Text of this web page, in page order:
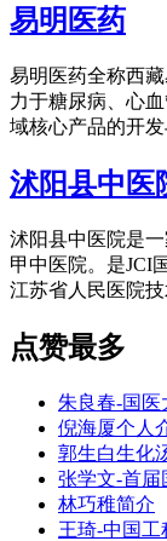
易明医药
易明医药全称西
力于糖尿病、心
域核心产品的开
沭阳县中医
沭阳县中医院是
甲中医院。是JCI
江苏省人民医院
点赞最多
朱良春-国医
倪海厦个人
郭生白生化
张学文-首届
林巧稚简介
王琦-中国